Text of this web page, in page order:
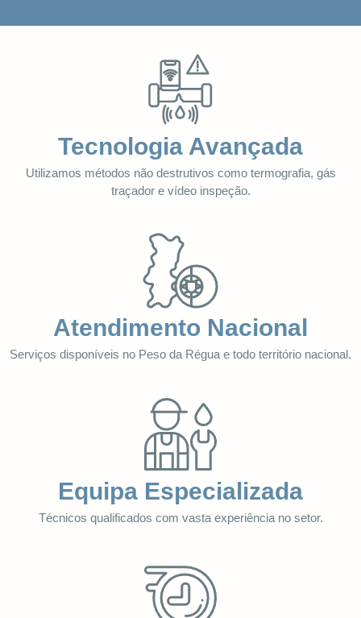
Tecnologia Avançada
Utilizamos métodos não destrutivos como termografia, gás
traçador e vídeo inspeção.
Atendimento Nacional
Serviços disponíveis no Peso da Régua e todo território nacional.
Equipa Especializada
Técnicos qualificados com vasta experiência no setor.